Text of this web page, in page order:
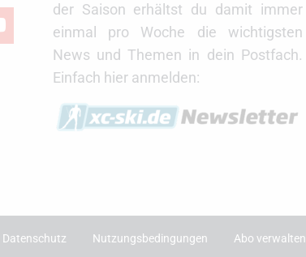
der Saison erhältst du damit immer
einmal pro Woche die wichtigsten
News und Themen in dein Postfach.
Einfach hier anmelden:
Datenschutz Nutzungsbedingungen Abo verwalten